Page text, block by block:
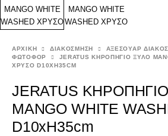
ΑΡΧΙΚΉ ΔΙΑΚΟΣΜΗΣΗ ΑΞΕΣΟΥΑΡ
ΦΩΤΟΦΟΡ
JERATUS ΚΗΡΟΠΗΓΙΟ ΞΥΛΟ
ΧΡΥΣΟ D10XH35CM
JERATUS
MANGO WHITE
D10xH35cm